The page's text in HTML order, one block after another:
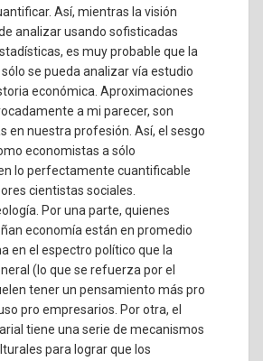
Así, mientras la visión
analizar usando sofisticadas
es muy probable que la
se pueda analizar vía estudio
económica. Aproximaciones
a mi parecer, son
en nuestra profesión. Así, el sesgo
economistas a sólo
lo perfectamente cuantificable
cientistas sociales.
Por una parte, quienes
economía están en promedio
en el espectro político que la
(lo que se refuerza por el
tener un pensamiento más pro
pro empresarios. Por otra, el
tiene una serie de mecanismos
para lograr que los